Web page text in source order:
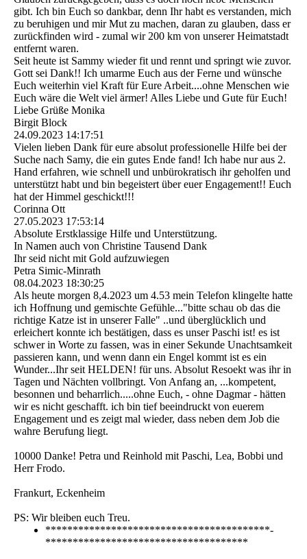
gibt. Ich bin Euch so dankbar, denn Ihr habt es verstanden, mich
zu beruhigen und mir Mut zu machen, daran zu glauben, dass er
zurückfinden wird - zumal wir 200 km von unserer Heimatstadt
entfernt waren.
Seit heute ist Sammy wieder fit und rennt und springt wie zuvor.
Gott sei Dank!! Ich umarme Euch aus der Ferne und wünsche
Euch weiterhin viel Kraft für Eure Arbeit....ohne Menschen wie
Euch wäre die Welt viel ärmer! Alles Liebe und Gute für Euch!
Liebe Grüße Monika
Birgit Block
24.09.2023 14:17:51
Vielen lieben Dank für eure absolut professionelle Hilfe bei der
Suche nach Samy, die ein gutes Ende fand! Ich habe nur aus 2.
Hand erfahren, wie schnell und unbürokratisch ihr geholfen und
unterstützt habt und bin begeistert über euer Engagement!! Euch
hat der Himmel geschickt!!!
Corinna Ott
27.05.2023 17:53:14
Absolute Erstklassige Hilfe und Unterstützung.
In Namen auch von Christine Tausend Dank
Ihr seid nicht mit Gold aufzuwiegen
Petra Simic-Minrath
08.04.2023 18:30:25
Als heute morgen 8,4.2023 um 4.53 mein Telefon klingelte hatte
ich Hoffnung und gemischte Gefühle..."bitte schau ob das die
richtige Katze ist in unserer Falle" ..und überglücklich und
erleichert konnte ich bestätigen, dass es unser Paschi ist! es ist
schwer in Worte zu fassen, was in einer Sekunde Unachtsamkeit
passieren kann, und wenn dann ein Engel kommt ist es ein
Wunder...Ihr seit HELDEN! für uns. Absolut Resoekt was ihr in
Tagen und Nächten vollbringt. Von Anfang an, ...kompetent,
besonnen und beharrlich.....ohne Euch, - ohne Dagmar - hätten
wir es nicht geschafft. ich bin tief beeindruckt von euerem
Engagement und es zeigt mal wieder, dass neben dem Job die
wahre Berufung liegt.
10000 Danke! Petra und Reinhold mit Paschi, Lea, Bobbi und
Herr Frodo.
Frankurt, Eckenheim
PS: Wir bleiben euch Treu.
*­**­**­**­**­**­**­**­**­**­**­**­**­**­**­**­**­**­**­**­**­
**­**­**­**­**­**­**­**­**­**­**­**­**­**­**­**­**­**­*